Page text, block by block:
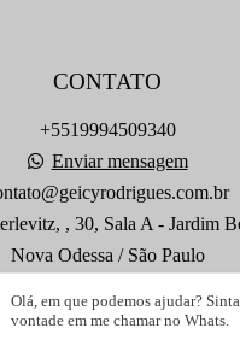
CONTATO
+5519994509340
Enviar mensagem
, 30, Sala A - Jardim
Nova Odessa / São Paulo
Olá, em que podemos ajudar?
vontade em me chamar no Whats.